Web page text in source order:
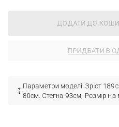
ДОДАТИ ДО
ПРИДБАТИ В
Параметри моделі: Зріст
80см. Стегна 93см; Розмір на